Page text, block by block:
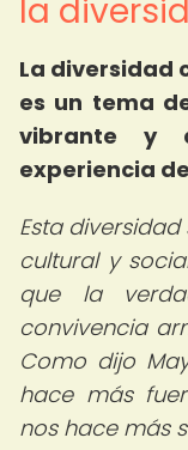
la
La diversidad
es un tema
vibrante y
experiencia
Esta
cultural y
que la
convivencia
Como dijo
hace más
nos hace más